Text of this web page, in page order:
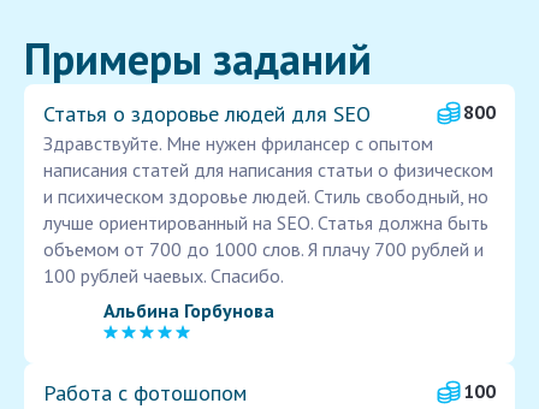
Примеры заданий
Статья о здоровье людей для SEO
800
Здравствуйте. Мне нужен фрилансер с опытом
написания статей для написания статьи о физическом
и психическом здоровье людей. Стиль свободный, но
лучше ориентированный на SEO. Статья должна быть
объемом от 700 до 1000 слов. Я плачу 700 рублей и
100 рублей чаевых. Спасибо.
Альбина Горбунова
Работа с фотошопом
100